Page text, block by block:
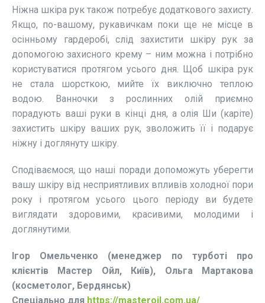
Ніжна шкіра рук також потребує додаткового захисту.
Якщо, по-вашому, рукавичкам поки ще не місце в
осінньому гардеробі, слід захистити шкіру рук за
допомогою захисного крему – ним можна і потрібно
користуватися протягом усього дня. Щоб шкіра рук
не стала шорсткою, мийте їх виключно теплою
водою. Ванночки з рослинних олій приємно
порадують ваші руки в кінці дня, а олія Ши (каріте)
захистить шкіру ваших рук, зволожить її і подарує
ніжну і доглянуту шкіру.
Сподіваємося, що наші поради допоможуть уберегти
вашу шкіру від несприятливих впливів холодної пори
року і протягом усього цього періоду ви будете
виглядати здоровими, красивими, молодими і
доглянутими.
Ігор Омельченко (менеджер по турботі про
клієнтів Мастер Ойл, Київ), Ольга Мартакова
(косметолог, Бердянськ)
Спеціально для https://masteroil.com.ua/